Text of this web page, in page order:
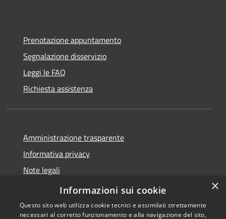
Prenotazione appuntamento
Segnalazione disservizio
Leggi le FAQ
Richiesta assistenza
Amministrazione trasparente
Informativa privacy
Note legali
Dichiarazione di accessibilità
×
Informazioni sui cookie
Questo sito web utilizza cookie tecnici e assimilati strettamente
necessari al corretto funzionamento e alla navigazione del sito,